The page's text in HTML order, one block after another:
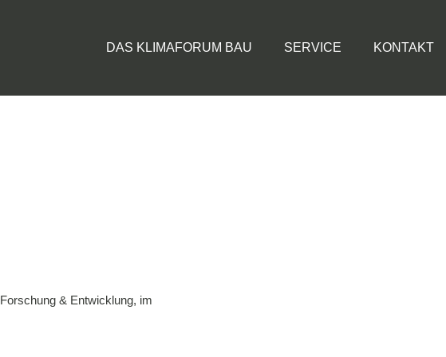
DAS KLIMAFORUM BAU SERVICE KONTAKT
Forschung & Entwicklung, im